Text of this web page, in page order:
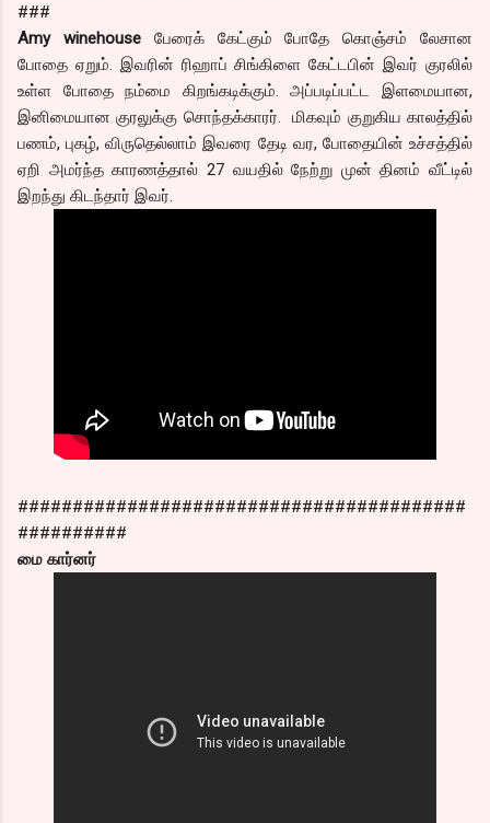
###
Amy winehouseபேரைக் கேட்கும் போதே கொஞ்சம் லேசான
போதை ஏறும். இவரின் ரிஹாப் சிங்கிளை கேட்டபின் இவர் குரலில்
உள்ள போதை நம்மை கிறங்கடிக்கும். அப்படிப்பட்ட இளமையான,
இனிமையான குரலுக்கு சொந்தக்காரர். மிகவும் குறுகிய காலத்தில்
பணம், புகழ், விருதெல்லாம் இவரை தேடி வர, போதையின் உச்சத்தில்
ஏறி அமர்ந்த காரணத்தால் 27 வயதில் நேற்று முன் தினம் வீட்டில்
இறந்து கிடந்தார் இவர்.
#########################################
##########
மை கார்னர்